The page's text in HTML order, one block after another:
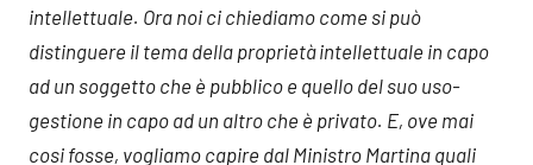
intellettuale. Ora noi ci chiediamo come si può
distinguere il tema della proprietà intellettuale in capo
ad un soggetto che è pubblico e quello del suo uso-
gestione in capo ad un altro che è privato. E, ove mai
cosi fosse, vogliamo capire dal Ministro Martina quali